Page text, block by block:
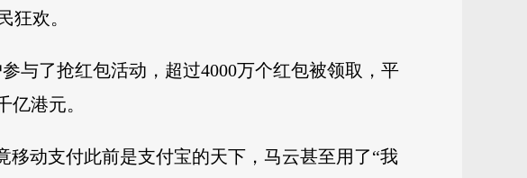
狂欢。
与了抢红包活动，超过4000万个红包被领取，平
港元。
动支付此前是支付宝的天下，马云甚至用了“我